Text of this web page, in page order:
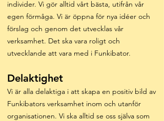
individer. Vi gör alltid vårt bästa, utifrån vår
egen förmåga. Vi är öppna för nya idéer och
förslag och genom det utvecklas vår
verksamhet. Det ska vara roligt och
utvecklande att vara med i Funkibator.
Delaktighet
Vi är alla delaktiga i att skapa en positiv bild av
Funkibators verksamhet inom och utanför
organisationen. Vi ska alltid se oss själva som